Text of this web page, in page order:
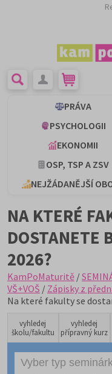
PRÁVA
PSYCHOLOGII
EKONOMII
OSP, TSP A ZSV
NEJŽÁDANĚJŠÍ
NA KTERÉ
DOSTANETE
2026?
KamPoMaturitě /
VŠ+VOŠ / Zápisky z
Na které fakulty se
vyhledej
školu/fakultu
vyhledej
přípravný kurz